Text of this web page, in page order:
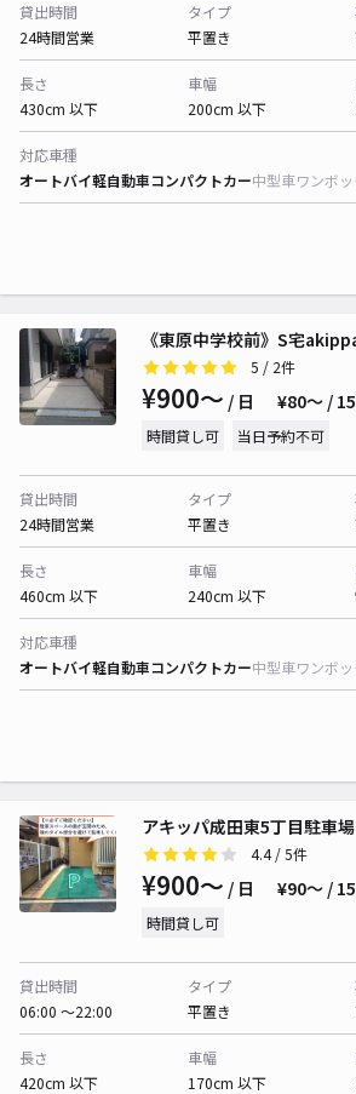
貸出時間
24時間営業
タイプ
平置き
長さ
430cm 以下
車幅
200cm 以下
対応車種
オートバイ軽自動車コンパクトカー中型車ワンボ
《東原中学校前》S宅
5 / 2件
¥900〜 / 日 ¥80〜 /
時間貸し可 当日予約不可
貸出時間
24時間営業
タイプ
平置き
長さ
460cm 以下
車幅
240cm 以下
対応車種
オートバイ軽自動車コンパクトカー中型車ワンボ
アキッパ成田東5丁目駐車場
4.4/ 5件
¥900〜 / 日 ¥90〜 /
時間貸し可
貸出時間
06:00 〜22:00
タイプ
平置き
長さ
420cm 以下
車幅
170cm 以下